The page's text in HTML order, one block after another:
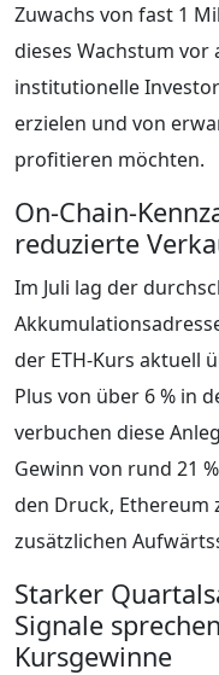
Zuwachs von fast 1
dieses Wachstum
institutionelle
erzielen und von
profitieren möchten.
On-Chain-
reduzierte
Im Juli lag der
der ETH-Kurs aktuell
Plus von über 6 % in
verbuchen diese
Gewinn von rund 21
den Druck,
zusätzlichen
Starker
Signale
Kursgewinne